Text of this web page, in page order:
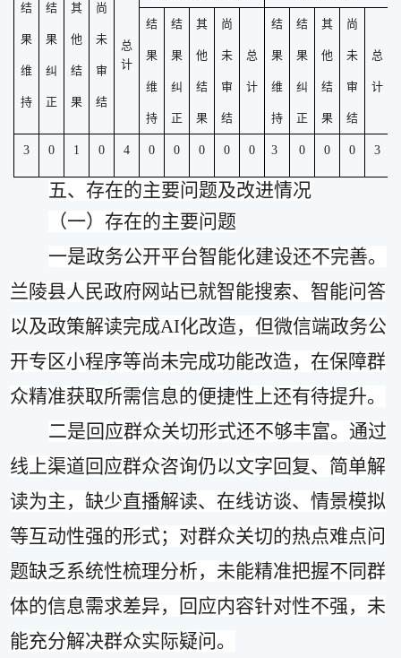
结
果
维
持
结
果
纠
正
其
他
结
果
尚
未
审
结
总
计
结
果
维
持
结
果
纠
正
其
他
结
果
尚
未
审
结
总
计
结
果
维
持
结
果
纠
正
其
他
结
果
尚
未
审
结
总
计
3 0 1 0 4 0 0 0 0 0 3 0 0 0 3
五、存在的主要问题及改进情况
（一）存在的主要问题
一是政务公开平台智能化建设还不完善。
兰陵县人民政府网站已就智能搜索、智能问答
以及政策解读完成AI化改造，但微信端政务公
开专区小程序等尚未完成功能改造，在保障群
众精准获取所需信息的便捷性上还有待提升。
二是回应群众关切形式还不够丰富。通过
线上渠道回应群众咨询仍以文字回复、简单解
读为主，缺少直播解读、在线访谈、情景模拟
等互动性强的形式；对群众关切的热点难点问
题缺乏系统性梳理分析，未能精准把握不同群
体的信息需求差异，回应内容针对性不强，未
能充分解决群众实际疑问。